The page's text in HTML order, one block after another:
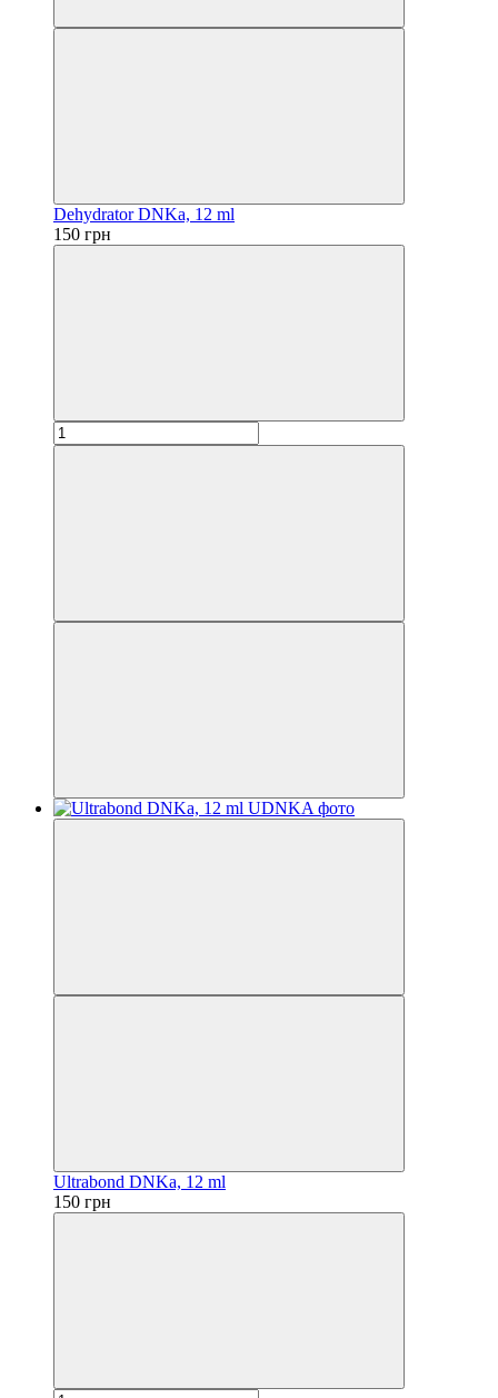
Dehydrator DNKa, 12 ml
150 грн
Ultrabond DNKa, 12 ml
150 грн